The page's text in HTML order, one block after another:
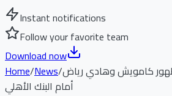
Instant notifications
Follow your favorite team
Download now
Home/News/كامويش وهادي رياض
أمام البنك الأهلي